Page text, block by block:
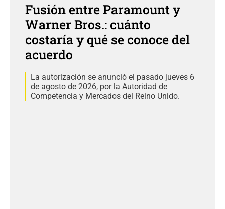
Fusión entre Paramount y
Warner Bros.: cuánto
costaría y qué se conoce del
acuerdo
La autorización se anunció el pasado jueves 6
de agosto de 2026, por la Autoridad de
Competencia y Mercados del Reino Unido.